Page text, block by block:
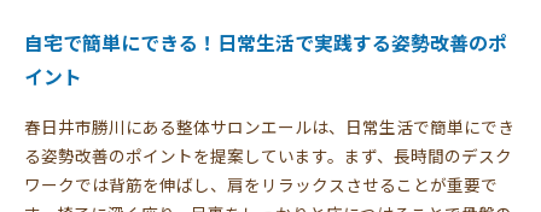
自宅で簡単にできる！日常生活で実践する姿勢改善のポ
イント
春日井市勝川にある整体サロンエールは、日常生活で簡単にでき
る姿勢改善のポイントを提案しています。まず、長時間のデスク
ワークでは背筋を伸ばし、肩をリラックスさせることが重要で